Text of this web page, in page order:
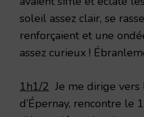
soleil assez clair, se
renforçaient et une
assez curieux !
1h1/2 Je me dirige
d’Épernay, rencontre le